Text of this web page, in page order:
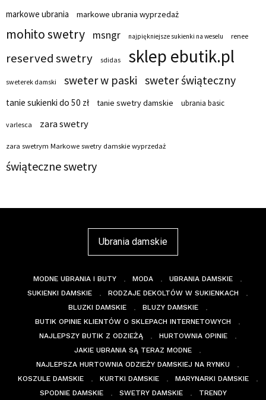
markowe ubrania markowe ubrania wyprzedaż
mohito swetry msngr najpiękniejsze sukienki na weselu renee
reserved swetry sdidas sklep ebutik.pl
sweterek damski sweter w paski sweter świąteczny
tanie sukienki do 50 zł tanie swetry damskie ubrania basic
varlesca zara swetry
zara swetrym Markowe swetry damskie wyprzedaż
świąteczne swetry
Ubrania damskie
MODNE UBRANIA I BUTY MODA
UBRANIA DAMSKIE
SUKIENKI DAMSKIE
RODZAJE DEKOLTÓW W SUKIENKACH
BLUZKI DAMSKIE
BLUZY DAMSKIE
BUTIK OPINIE KLIENTÓW O SKLEPACH INTERNETOWYCH
NAJLEPSZY BUTIK Z ODZIEŻĄ
HURTOWNIA OPINIE
JAKIE UBRANIA SĄ TERAZ MODNE
NAJLEPSZA HURTOWNIA ODZIEŻY DAMSKIEJ NA RYNKU
KOSZULE DAMSKIE
KURTKI DAMSKIE
MARYNARKI DAMSKIE
SPODNIE DAMSKIE
SWETRY DAMSKIE TRENDY